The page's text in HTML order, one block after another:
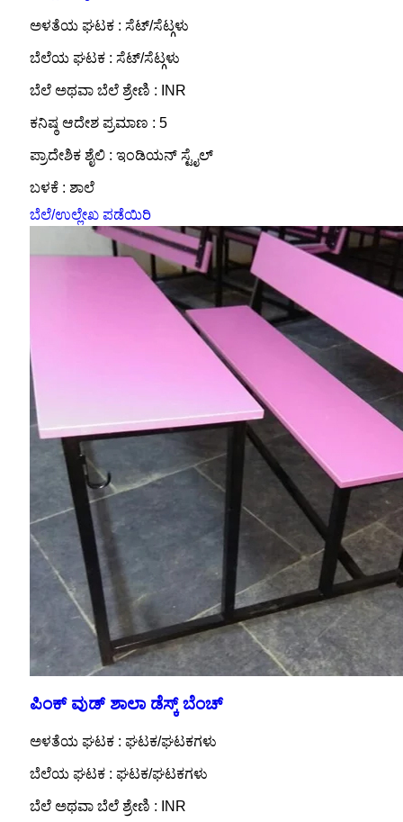
ಅಳತೆಯ ಘಟಕ : ಸೆಟ್/ಸೆಟ್ಗಳು
ಬೆಲೆಯ ಘಟಕ : ಸೆಟ್/ಸೆಟ್ಗಳು
ಬೆಲೆ ಅಥವಾ ಬೆಲೆ ಶ್ರೇಣಿ : INR
ಕನಿಷ್ಠ ಆದೇಶ ಪ್ರಮಾಣ : 5
ಪ್ರಾದೇಶಿಕ ಶೈಲಿ : ಇಂಡಿಯನ್ ಸ್ಟೈಲ್
ಬಳಕೆ : ಶಾಲೆ
ಬೆಲೆ/ಉಲ್ಲೇಖ ಪಡೆಯಿರಿ
ಪಿಂಕ್ ವುಡ್ ಶಾಲಾ ಡೆಸ್ಕ್ ಬೆಂಚ್
ಅಳತೆಯ ಘಟಕ : ಘಟಕ/ಘಟಕಗಳು
ಬೆಲೆಯ ಘಟಕ : ಘಟಕ/ಘಟಕಗಳು
ಬೆಲೆ ಅಥವಾ ಬೆಲೆ ಶ್ರೇಣಿ : INR